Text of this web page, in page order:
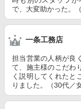
で、大変助かった。
一条工務店
担当営業の人柄が良
て、施主様のこだわ
く説明してくれたと
りました。（30代／